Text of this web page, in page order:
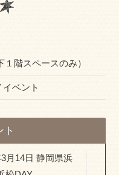
１階スペースのみ）
イベント
ト
月14日 静岡県浜